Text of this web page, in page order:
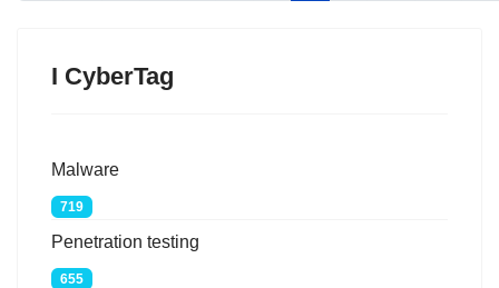
I CyberTag
Malware
719
Penetration testing
655